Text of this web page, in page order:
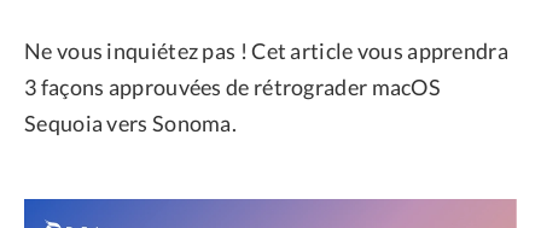
Ne vous inquiétez pas ! Cet article vous apprendra
3 façons approuvées de rétrograder macOS
Sequoia vers Sonoma.